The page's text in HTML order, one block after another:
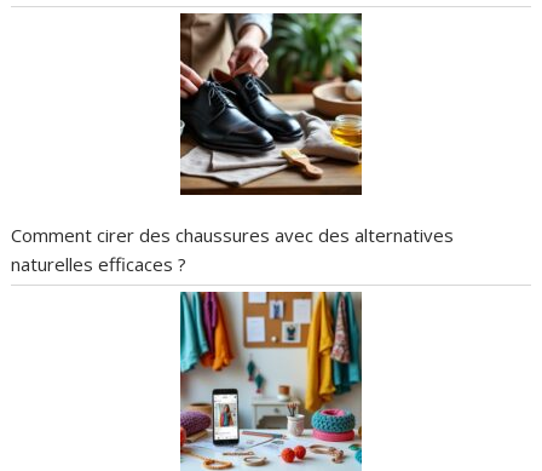
Comment cirer des chaussures avec des alternatives
naturelles efficaces ?